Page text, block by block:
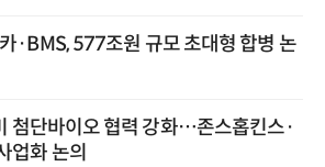
·BMS, 577조원 규모 초대형 합병 논
첨단바이오 협력 강화…존스홉킨스·
업화 논의